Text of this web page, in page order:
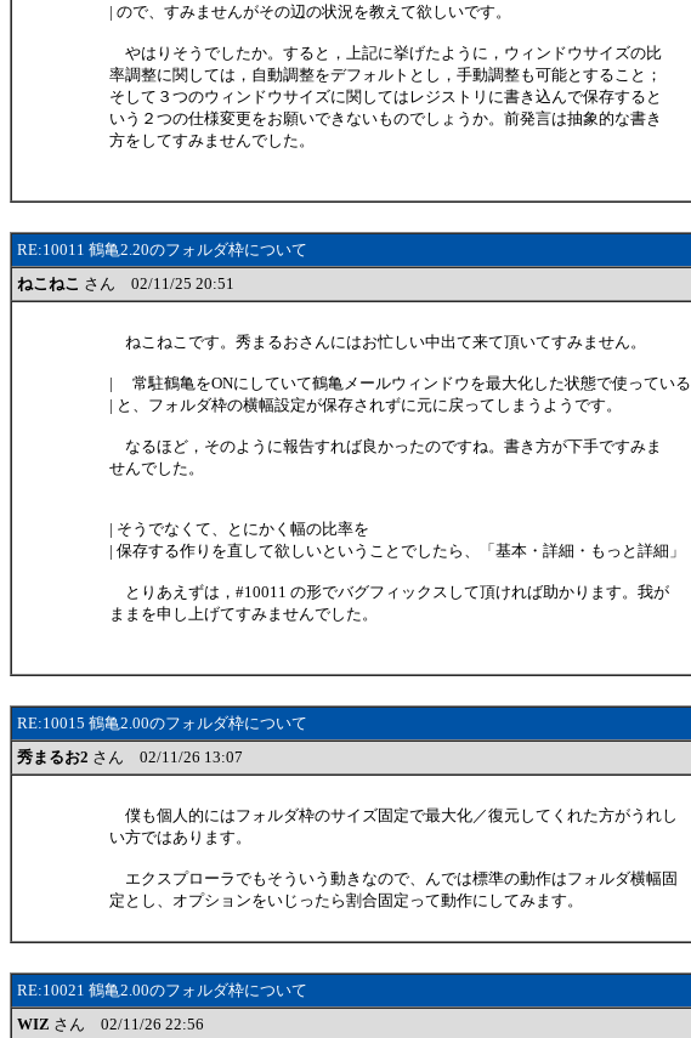
| ので、すみませんがその辺の状況を教えて欲しいです。
やはりそうでしたか。すると，上記に挙げたように，ウィンドウサイズの比
率調整に関しては，自動調整をデフォルトとし，手動調整も可能とすること；
そして３つのウィンドウサイズに関してはレジストリに書き込んで保存すると
いう２つの仕様変更をお願いできないものでしょうか。前発言は抽象的な書き
方をしてすみませんでした。
RE:10011 鶴亀2.20のフォルダ枠について
ねこねこ さん 02/11/25 20:51
ねこねこです。秀まるおさんにはお忙しい中出て来て頂いてすみません。
| 常駐鶴亀をONにしていて鶴亀メールウィンドウを最大化した状態で使っている
| と、フォルダ枠の横幅設定が保存されずに元に戻ってしまうようです。
なるほど，そのように報告すれば良かったのですね。書き方が下手ですみま
せんでした。
| そうでなくて、とにかく幅の比率を
| 保存する作りを直して欲しいということでしたら、「基本・詳細・もっと詳細」
とりあえずは，#10011 の形でバグフィックスして頂ければ助かります。我が
ままを申し上げてすみませんでした。
RE:10015 鶴亀2.00のフォルダ枠について
秀まるお2 さん 02/11/26 13:07
僕も個人的にはフォルダ枠のサイズ固定で最大化／復元してくれた方がうれし
い方ではあります。
エクスプローラでもそういう動きなので、んでは標準の動作はフォルダ横幅固
定とし、オプションをいじったら割合固定って動作にしてみます。
RE:10021 鶴亀2.00のフォルダ枠について
WIZ さん 02/11/26 22:56